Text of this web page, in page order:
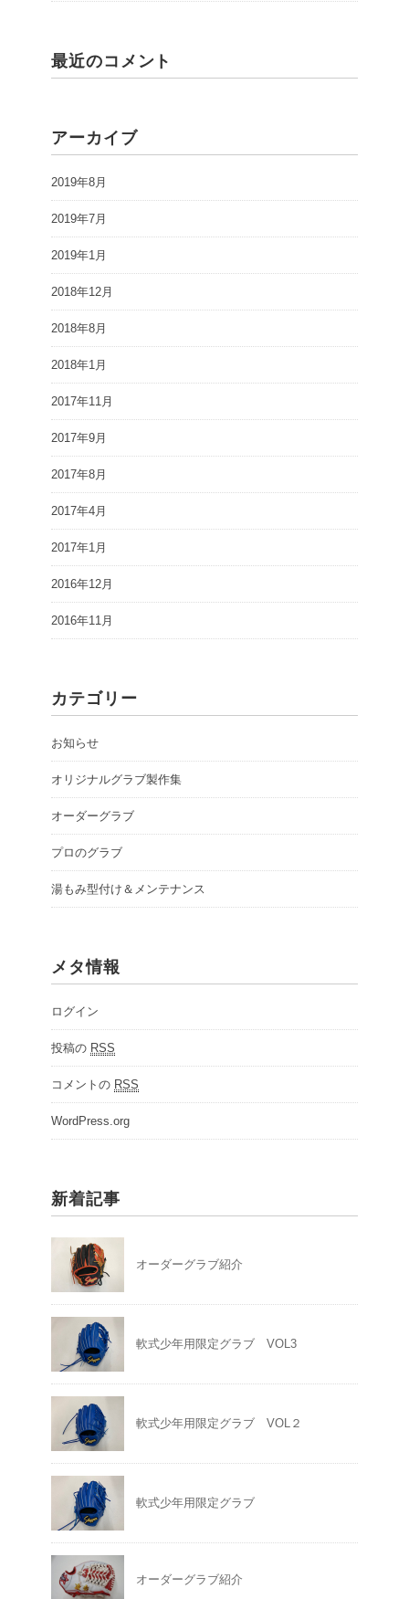
最近のコメント
アーカイブ
2019年8月
2019年7月
2019年1月
2018年12月
2018年8月
2018年1月
2017年11月
2017年9月
2017年8月
2017年4月
2017年1月
2016年12月
2016年11月
カテゴリー
お知らせ
オリジナルグラブ製作集
オーダーグラブ
プロのグラブ
湯もみ型付け＆メンテナンス
メタ情報
ログイン
投稿の RSS
コメントの RSS
WordPress.org
新着記事
オーダーグラブ紹介
軟式少年用限定グラブ VOL3
軟式少年用限定グラブ VOL２
軟式少年用限定グラブ
オーダーグラブ紹介